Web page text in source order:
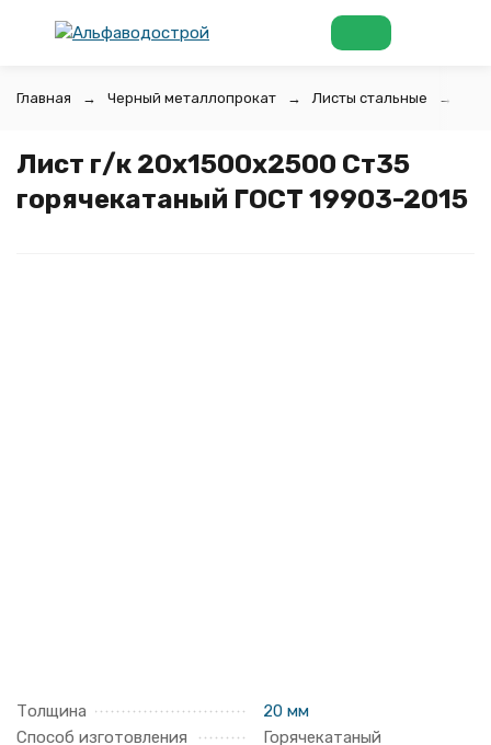
Главная Черный металлопрокат Листы стальные
Лист г/к 20х1500x2500 Ст35
горячекатаный ГОСТ 19903-2015
Толщина
20 мм
Способ изготовления
Горячекатаный